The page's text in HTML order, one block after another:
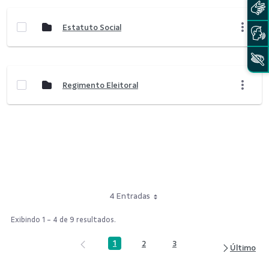
Estatuto Social
Regimento Eleitoral
4 Entradas
Exibindo 1 - 4 de 9 resultados.
Página
1 Página
2 Página
3